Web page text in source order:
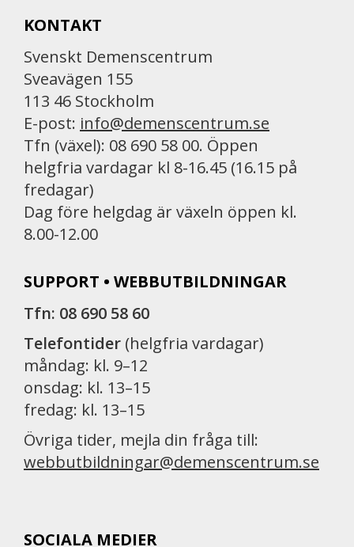
KONTAKT
Svenskt Demenscentrum
Sveavägen 155
113 46 Stockholm
E-post: info@demenscentrum.se
Tfn (växel): 08 690 58 00. Öppen
helgfria vardagar kl 8-16.45 (16.15 på
fredagar)
Dag före helgdag är växeln öppen kl.
8.00-12.00
SUPPORT • WEBBUTBILDNINGAR
Tfn: 08 690 58 60
Telefontider (helgfria vardagar)
måndag: kl. 9–12
onsdag: kl. 13–15
fredag: kl. 13–15
Övriga tider, mejla din fråga till:
webbutbildningar@demenscentrum.se
SOCIALA MEDIER